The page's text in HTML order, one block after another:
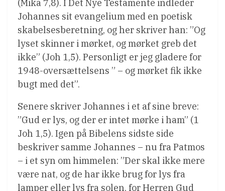
(Mika 7,8). I Det Nye Testamente indleder
Johannes sit evangelium med en poetisk
skabelsesberetning, og her skriver han: ”Og
lyset skinner i mørket, og mørket greb det
ikke” (Joh 1,5). Personligt er jeg gladere for
1948-oversættelsens ” – og mørket fik ikke
bugt med det”.
Senere skriver Johannes i et af sine breve:
”Gud er lys, og der er intet mørke i ham” (1
Joh 1,5). Igen på Bibelens sidste side
beskriver samme Johannes – nu fra Patmos
– i et syn om himmelen: ”Der skal ikke mere
være nat, og de har ikke brug for lys fra
lamper eller lys fra solen, for Herren Gud